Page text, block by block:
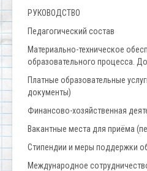
РУКОВОДСТВО
Педагогический состав
Материально-техническое
образовательного процесса.
Платные образовательные
документы)
Финансово-хозяйственная
Вакантные места для приёма
Стипендии и меры поддержки
Международное